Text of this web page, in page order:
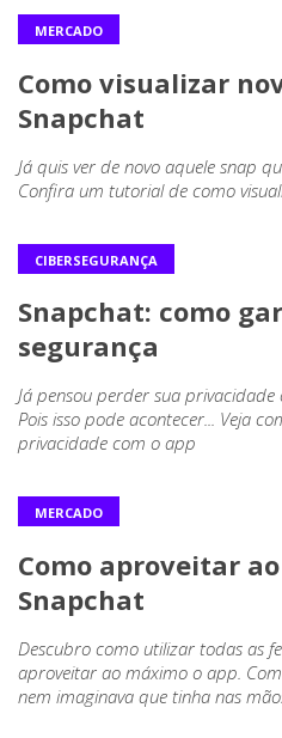
MERCADO
Como visualizar
Snapchat
Já quis ver de novo aquele snap
Confira um tutorial de como
CIBERSEGURANÇA
Snapchat: como
segurança
Já pensou perder sua
Pois isso pode acontecer... Veja
privacidade com o app
MERCADO
Como aproveitar
Snapchat
Descubro como utilizar todas as
aproveitar ao máximo o app.
nem imaginava que tinha nas